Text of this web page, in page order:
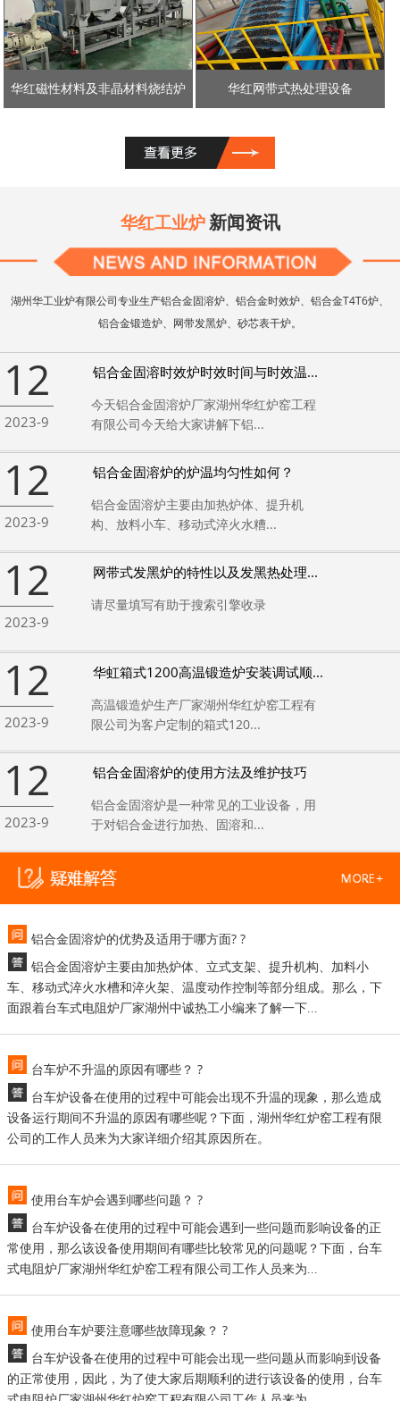
华红磁性材料及非晶材料烧结炉 华红网带式热处理设备
华红工业炉新闻资讯
湖州华工业炉有限公司专业生产铝合金固溶炉、铝合金时效炉、铝合金T4T6炉、
铝合金锻造炉、网带发黑炉、砂芯表干炉。
12
2023-9
铝合金固溶时效炉时效时间与时效温...
今天铝合金固溶炉厂家湖州华红炉窑工程
有限公司今天给大家讲解下铝...
12
2023-9
铝合金固溶炉的炉温均匀性如何？
铝合金固溶炉主要由加热炉体、提升机
构、放料小车、移动式淬火水糟...
12
2023-9
网带式发黑炉的特性以及发黑热处理...
请尽量填写有助于搜索引擎收录
12
2023-9
华虹箱式1200高温锻造炉安装调试顺...
高温锻造炉生产厂家湖州华红炉窑工程有
限公司为客户定制的箱式120...
12
2023-9
铝合金固溶炉的使用方法及维护技巧
铝合金固溶炉是一种常见的工业设备，用
于对铝合金进行加热、固溶和...
铝合金固溶炉的优势及适用于哪方面? ?
铝合金固溶炉主要由加热炉体、立式支架、提升机构、加料小
车、移动式淬火水槽和淬火架、温度动作控制等部分组成。那么，下
面跟着台车式电阻炉厂家湖州中诚热工小编来了解一下...
台车炉不升温的原因有哪些？ ?
台车炉设备在使用的过程中可能会出现不升温的现象，那么造成
设备运行期间不升温的原因有哪些呢？下面，湖州华红炉窑工程有限
公司的工作人员来为大家详细介绍其原因所在。
使用台车炉会遇到哪些问题？ ?
台车炉设备在使用的过程中可能会遇到一些问题而影响设备的正
常使用，那么该设备使用期间有哪些比较常见的问题呢？下面，台车
式电阻炉厂家湖州华红炉窑工程有限公司工作人员来为...
使用台车炉要注意哪些故障现象？ ?
台车炉设备在使用的过程中可能会出现一些问题从而影响到设备
的正常使用，因此，为了使大家后期顺利的进行该设备的使用，台车